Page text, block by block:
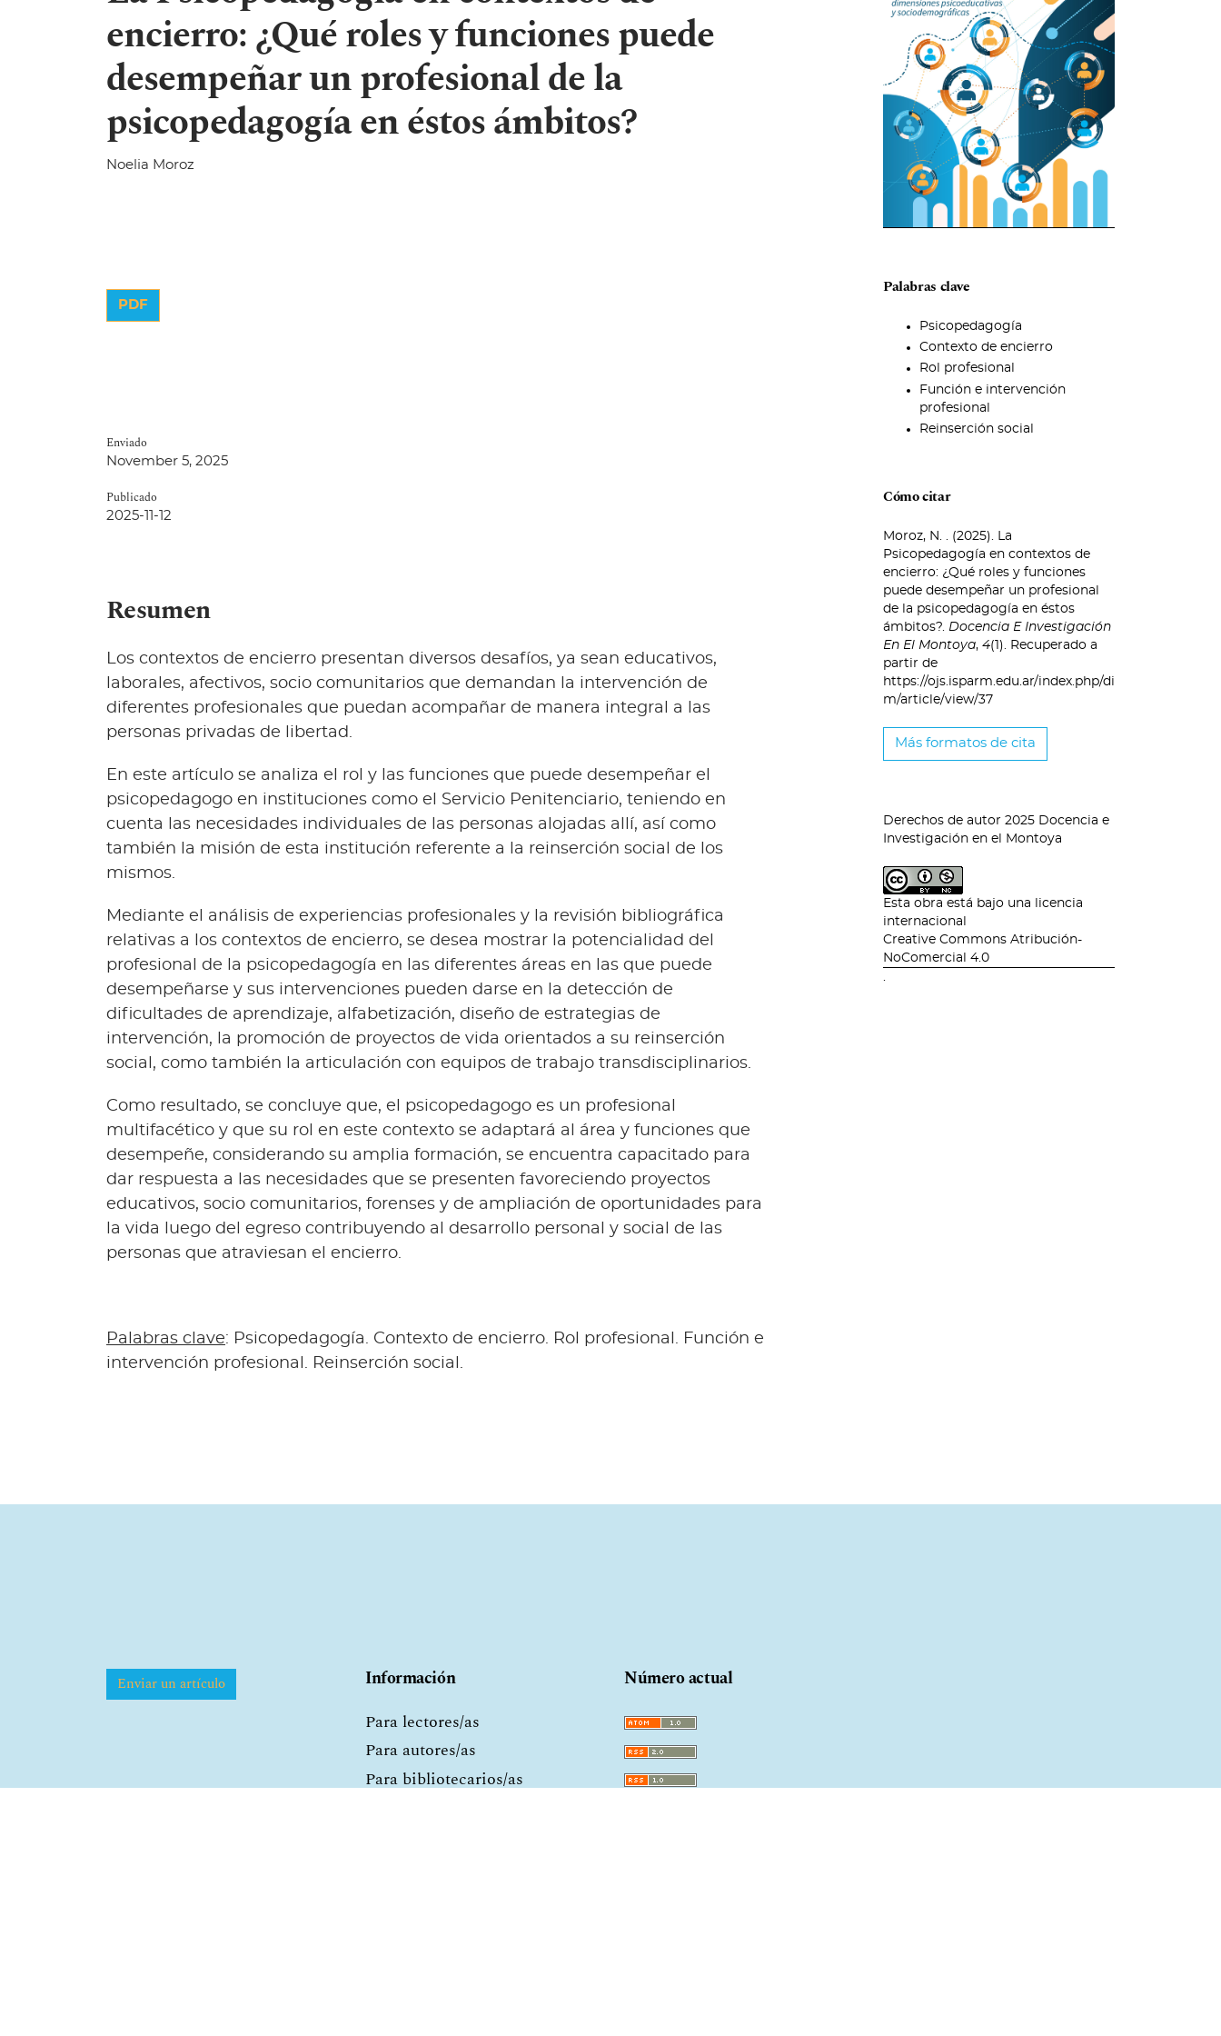
encierro: ¿Qué roles y funciones puede
desempeñar un profesional de la
psicopedagogía en éstos ámbitos?
Noelia Moroz
PDF
Enviado
November 5, 2025
Publicado
2025-11-12
Resumen
Los contextos de encierro presentan diversos desafíos, ya sean educativos,
laborales, afectivos, socio comunitarios que demandan la intervención de
diferentes profesionales que puedan acompañar de manera integral a las
personas privadas de libertad.
En este artículo se analiza el rol y las funciones que puede desempeñar el
psicopedagogo en instituciones como el Servicio Penitenciario, teniendo en
cuenta las necesidades individuales de las personas alojadas allí, así como
también la misión de esta institución referente a la reinserción social de los
mismos.
Mediante el análisis de experiencias profesionales y la revisión bibliográfica
relativas a los contextos de encierro, se desea mostrar la potencialidad del
profesional de la psicopedagogía en las diferentes áreas en las que puede
desempeñarse y sus intervenciones pueden darse en la detección de
dificultades de aprendizaje, alfabetización, diseño de estrategias de
intervención, la promoción de proyectos de vida orientados a su reinserción
social, como también la articulación con equipos de trabajo transdisciplinarios.
Como resultado, se concluye que, el psicopedagogo es un profesional
multifacético y que su rol en este contexto se adaptará al área y funciones que
desempeñe, considerando su amplia formación, se encuentra capacitado para
dar respuesta a las necesidades que se presenten favoreciendo proyectos
educativos, socio comunitarios, forenses y de ampliación de oportunidades para
la vida luego del egreso contribuyendo al desarrollo personal y social de las
personas que atraviesan el encierro.
Palabras clave: Psicopedagogía. Contexto de encierro. Rol profesional. Función e
intervención profesional. Reinserción social.
Palabras clave
Psicopedagogía
Contexto de encierro
Rol profesional
Función e intervención
profesional
Reinserción social
Cómo citar
Moroz, N. . (2025). La
Psicopedagogía en contextos de
encierro: ¿Qué roles y funciones
puede desempeñar un profesional
de la psicopedagogía en éstos
ámbitos?. Docencia E Investigación
En El Montoya, 4(1). Recuperado a
partir de
https://ojs.isparm.edu.ar/index.php/di
m/article/view/37
Más formatos de cita
Derechos de autor 2025 Docencia e
Investigación en el Montoya
Esta obra está bajo una licencia
internacional
Creative Commons Atribución-
NoComercial 4.0
.
Enviar un artículo
Información
Para lectores/as
Para autores/as
Para bibliotecarios/as
Número actual